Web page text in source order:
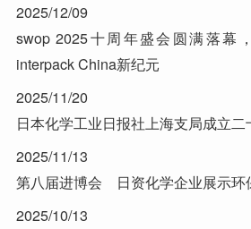
2025/12/09
swop 2025十周年盛会圆满落幕
interpack China新纪元
2025/11/20
日本化学工业日报社上海支局成立
2025/11/13
第八届进博会 日资化学企业展示环
2025/10/13